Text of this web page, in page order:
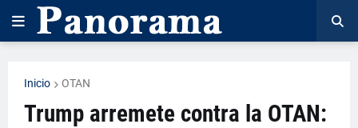
Inicio OTAN
Trump arremete contra la OTAN: